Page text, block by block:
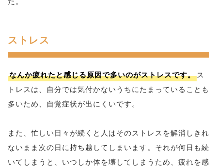
ストレス
なんか疲れたと感じる原因で多いのがストレスです。 ス
トレスは、自分では気付かないうちにたまっていることも
多いため、自覚症状が出にくいです。
また、忙しい日々が続くと人はそのストレスを解消しきれ
ないまま次の日に持ち越してしまいます。それが何日も続
いてしまうと、いつしか体を壊してしまうため、疲れを感